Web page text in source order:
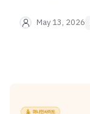
May 13, 2026